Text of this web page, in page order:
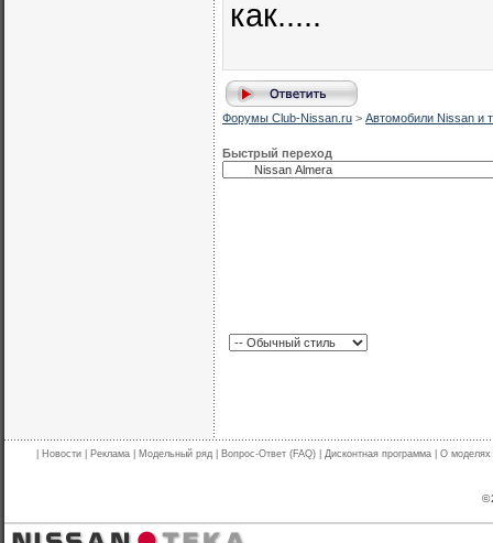
как.....
Форумы Club-Nissan.ru > Автомобили Nissan и
Быстрый переход
Новости Реклама Модельный ряд Вопрос-Ответ (FAQ) Дисконтная программа О моделях
©